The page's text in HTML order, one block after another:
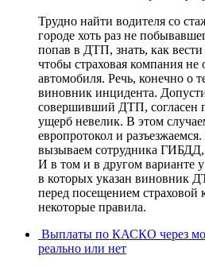
Трудно найти водителя со
городе хоть раз не
попав в ДТП, знать, как вести
чтобы страховая компания не
автомобиля. Речь, конечно о
виновник инцидента.
совершивший ДТП, согласен
ущерб невелик. В этом
европротокол и
вызываем сотрудника ГИБДД,
И в том и в другом варианте
в которых указан
перед посещением страховой
некоторые правила.
Выплаты по КАСКО через
реально или нет